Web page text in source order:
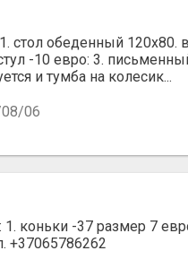
стол обеденный 120х80.
-10 евро: 3.
и тумба на колесик...
06
коньки -37 размер 7
+37065786262